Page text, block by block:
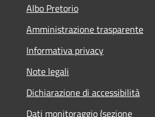
Albo Pretorio
Amministrazione trasparente
Informativa privacy
Note legali
Dichiarazione di accessibilità
Dati monitoraggio (sezione